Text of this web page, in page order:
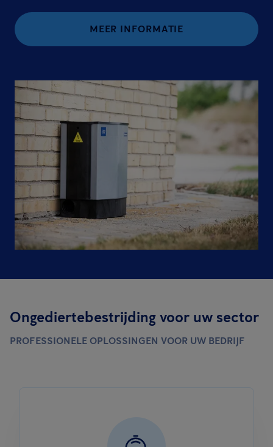
MEER INFORMATIE
Ongediertebestrijding voor uw sector
PROFESSIONELE OPLOSSINGEN VOOR UW BEDRIJF